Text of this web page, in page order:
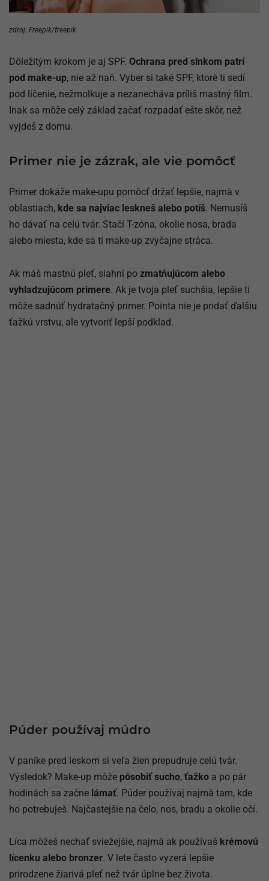
zdroj: Freepik/freepik
Dôležitým krokom je aj SPF. Ochrana pred slnkom patrí
pod make-up, nie až naň. Vyber si také SPF, ktoré ti sedí
pod líčenie, nežmolkuje a nezanecháva príliš mastný film.
Inak sa môže celý základ začať rozpadať ešte skôr, než
vyjdeš z domu.
Primer nie je zázrak, ale vie pomôcť
Primer dokáže make-upu pomôcť držať lepšie, najmä v
oblastiach, kde sa najviac leskneš alebo potíš. Nemusíš
ho dávať na celú tvár. Stačí T-zóna, okolie nosa, brada
alebo miesta, kde sa ti make-up zvyčajne stráca.
Ak máš mastnú pleť, siahni po zmatňujúcom alebo
vyhladzujúcom primere. Ak je tvoja pleť suchšia, lepšie ti
môže sadnúť hydratačný primer. Pointa nie je pridať ďalšiu
ťažkú vrstvu, ale vytvoriť lepší podklad.
Púder používaj múdro
V panike pred leskom si veľa žien prepudruje celú tvár.
Výsledok? Make-up môže pôsobiť sucho, ťažko a po pár
hodinách sa začne lámať. Púder používaj najmä tam, kde
ho potrebuješ. Najčastejšie na čelo, nos, bradu a okolie očí.
Líca môžeš nechať sviežejšie, najmä ak používaš krémovú
lícenku alebo bronzer. V lete často vyzerá lepšie
prirodzene žiarivá pleť než tvár úplne bez života.